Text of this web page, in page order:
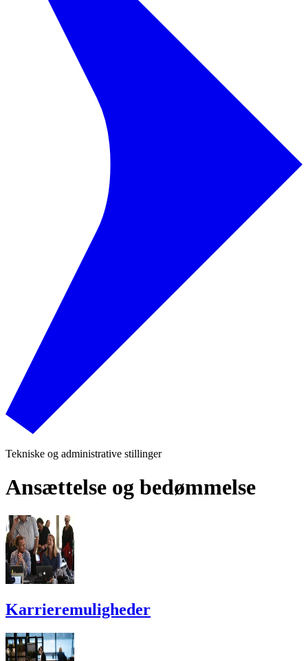
Tekniske og administrative stillinger
Ansættelse og bedømmelse
Karriere­muligheder